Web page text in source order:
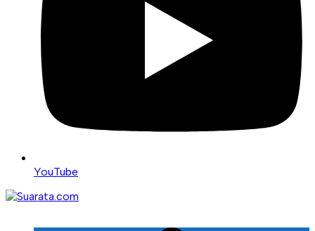
YouTube